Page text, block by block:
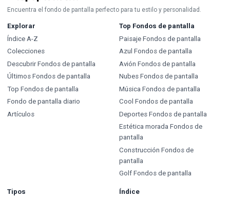
Encuentra el fondo de pantalla perfecto para tu estilo y personalidad.
Explorar
Índice A-Z
Colecciones
Descubrir Fondos de pantalla
Últimos Fondos de pantalla
Top Fondos de pantalla
Fondo de pantalla diario
Artículos
Top Fondos de pantalla
Paisaje Fondos de pantalla
Azul Fondos de pantalla
Avión Fondos de pantalla
Nubes Fondos de pantalla
Música Fondos de pantalla
Cool Fondos de pantalla
Deportes Fondos de pantalla
Estética morada Fondos de
pantalla
Construcción Fondos de
pantalla
Golf Fondos de pantalla
Tipos
Índice